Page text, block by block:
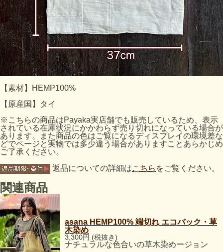
【素材】HEMP100%
【原産国】タイ
※こちらの商品はPayaka実店舗でも販売しているため、表示
されている在庫状況にかかわらず売り切れになっている場合が
あります。また商品の色はご覧になるディスプレイの環境差な
どでページと実物では多少違う場合がありますことあらかじめ
ご了承ください。
返品についての詳細はこちら をご覧ください。
関連商品
asana HEMP100% 端切れ エコバック・草
木染め
3,300円 (税抜き)
ナチュラルな色合いの草木染めージョン